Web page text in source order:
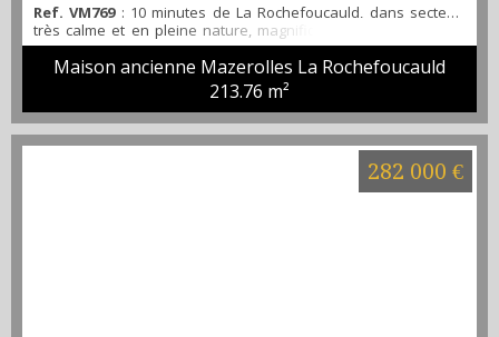
Ref. VM769: 10 minutes de La Rochefoucauld, dans secteur
très calme et en pleine nature, magnifique maison en pierre
offrant plus de 200 m² de surface habitable. Composée d'un
charmant séjour, d'une grande cuisine lumineuse, de 4
chambres, d'une salle de bain avec douche, d'un grand atelier
d'environ 100m² ainsi qu'une dépendance d'environ 200 m²
avec grange et ancienne maison Charentaise. En extéri...
Maison ancienne Mazerolles La Rochefoucauld
213.76 m²
282 000 €